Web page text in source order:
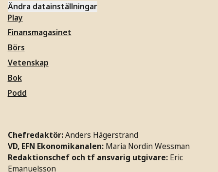
Ändra datainställningar
Play
Finansmagasinet
Börs
Vetenskap
Bok
Podd
Chefredaktör:Anders Hägerstrand
VD, EFN Ekonomikanalen: Maria Nordin Wessman
Redaktionschef och tf ansvarig utgivare: Eric
Emanuelsson